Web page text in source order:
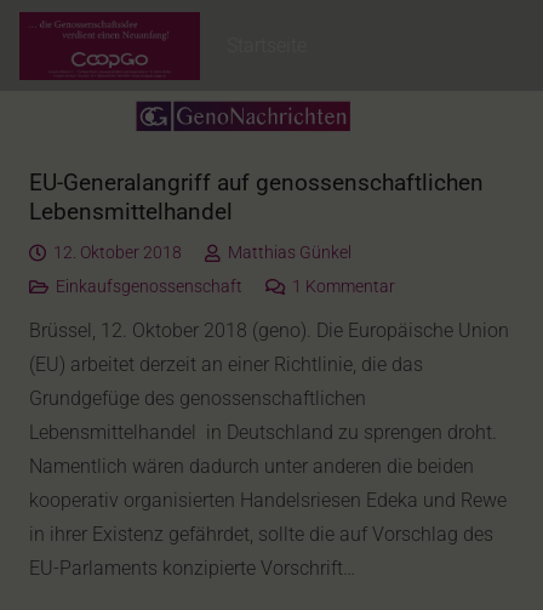
EU-Generalangriff auf genossenschaftlichen
Lebensmittelhandel
12. Oktober 2018
Matthias Günkel
Einkaufsgenossenschaft
1 Kommentar
Brüssel, 12. Oktober 2018 (geno). Die Europäische Union
(EU) arbeitet derzeit an einer Richtlinie, die das
Grundgefüge des genossenschaftlichen
Lebensmittelhandel in Deutschland zu sprengen droht.
Namentlich wären dadurch unter anderen die beiden
kooperativ organisierten Handelsriesen Edeka und Rewe
in ihrer Existenz gefährdet, sollte die auf Vorschlag des
EU-Parlaments konzipierte Vorschrift…